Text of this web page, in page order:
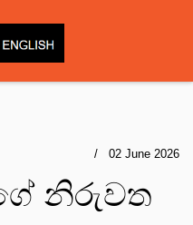
02 June 2026
නිරුවත